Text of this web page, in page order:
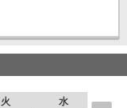
火 水